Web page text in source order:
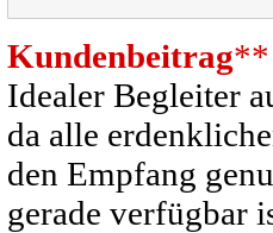
Kundenbeitrag**
Idealer Begleiter
da alle
den Empfang
gerade verfügbar